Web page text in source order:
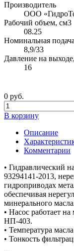
Производитель
ООО
Рабочий объем, см3
08.25
Номинальная
8,9/33
Давление на
16
0 руб.
В корзину
Описание
Комментарии
• Гидравлический
93294141-2013,
гидроприводах
обеспечивая
минерального
• Насос работает
НП-403.
• Температура
• Тонкость